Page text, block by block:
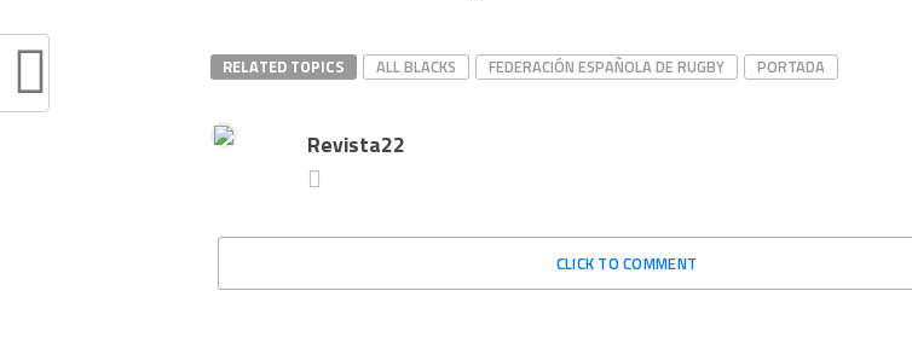
RELATED TOPICS ALL BLACKS FEDERACIÓN ESPAÑOLA DE RUGBY PORTADA
Revista22
CLICK TO COMMENT